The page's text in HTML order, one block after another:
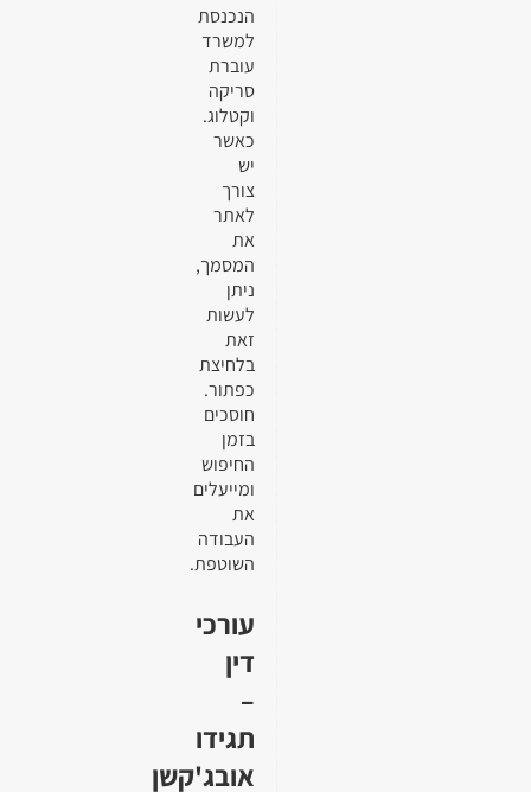
הנכנסת
למשרד
עוברת
סריקה
וקטלוג.
כאשר
יש
צורך
לאתר
את
המסמך,
ניתן
לעשות
זאת
בלחיצת
כפתור.
חוסכים
בזמן
החיפוש
ומייעלים
את
העבודה
השוטפת.
עורכי
דין
–
תגידו
אובג'קשן